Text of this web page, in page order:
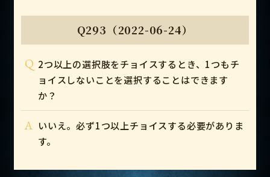
Q293（2022-06-24）
Q 2つ以上の選択肢をチョイスするとき、1つもチ
ョイスしないことを選択することはできます
か？
A いいえ。必ず1つ以上チョイスする必要がありま
す。